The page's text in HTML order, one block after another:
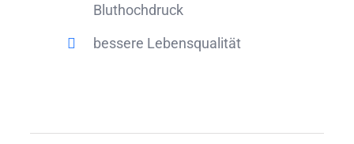
Bluthochdruck
bessere Lebensqualität